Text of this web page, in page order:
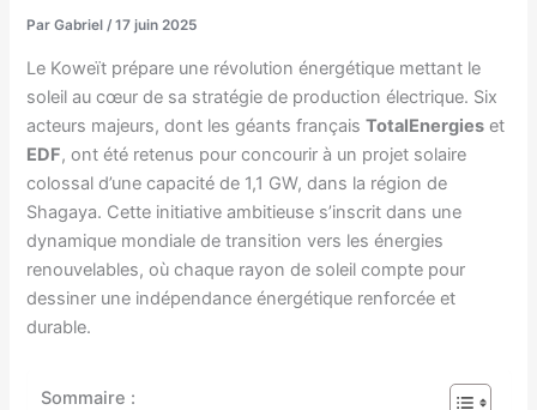
ParGabriel/17 juin 2025
Le Koweït prépare une révolution énergétique mettant le
soleil au cœur de sa stratégie de production électrique. Six
acteurs majeurs, dont les géants françaisTotalEnergies et
EDF, ont été retenus pour concourir à un projet solaire
colossal d’une capacité de 1,1 GW, dans la région de
Shagaya. Cette initiative ambitieuse s’inscrit dans une
dynamique mondiale de transition vers les énergies
renouvelables, où chaque rayon de soleil compte pour
dessiner une indépendance énergétique renforcée et
durable.
Sommaire :